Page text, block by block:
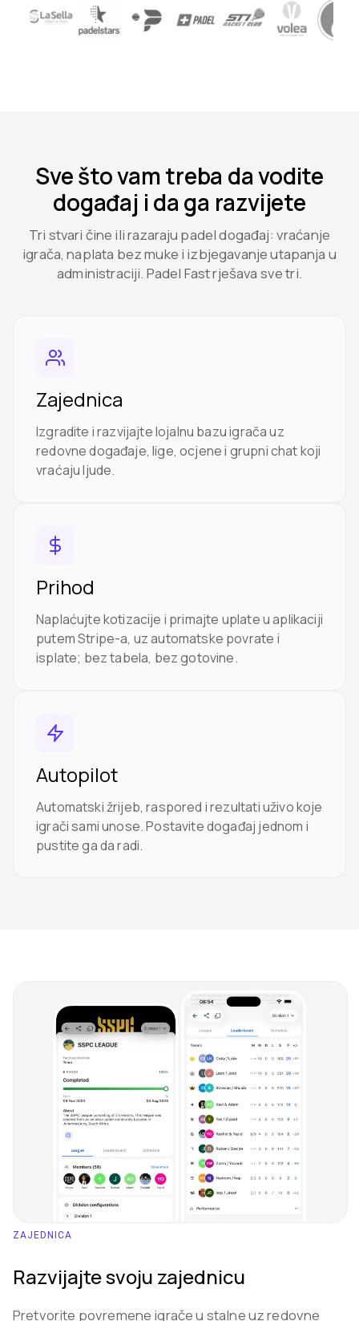
Sve što vam treba da vodite
događaj i da ga razvijete
Tri stvari čine ili razaraju padel događaj: vraćanje
igrača, naplata bez muke i izbjegavanje utapanja u
administraciji. Padel Fast rješava sve tri.
Zajednica
Izgradite i razvijajte lojalnu bazu igrača uz
redovne događaje, lige, ocjene i grupni chat koji
vraćaju ljude.
Prihod
Naplaćujte kotizacije i primajte uplate u aplikaciji
putem Stripe-a, uz automatske povrate i
isplate; bez tabela, bez gotovine.
Autopilot
Automatski žrijeb, raspored i rezultati uživo koje
igrači sami unose. Postavite događaj jednom i
pustite ga da radi.
ZAJEDNICA
Razvijajte svoju zajednicu
Pretvorite povremene igrače u stalne uz redovne